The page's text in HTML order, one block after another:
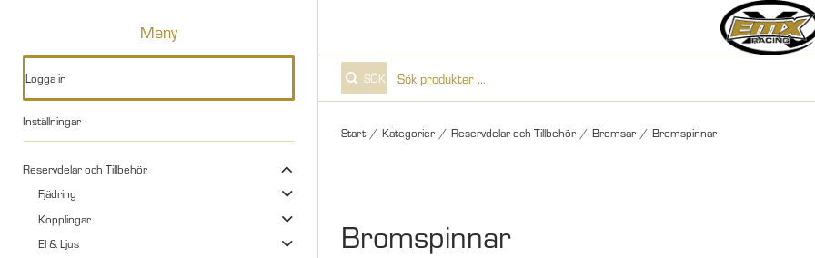
Meny
Logga in
Inställningar
Reservdelar och Tillbehör
Fjädring
Kopplingar
El & Ljus
SÖK
Start / Kategorier / Reservdelar och Tillbehör / Bromsar / Bromspinnar
Bromspinnar